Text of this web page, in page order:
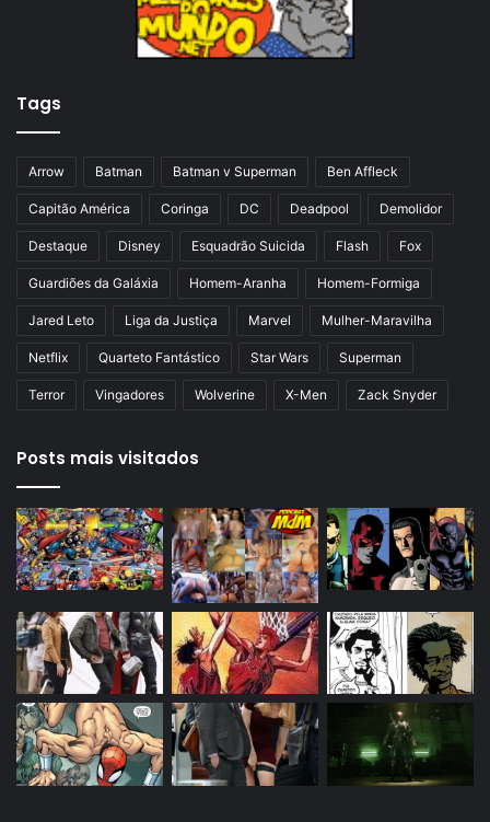
a
n
a
p
n
Tags
Arrow Batman Batman v Superman Ben Affleck
Capitão América Coringa DC Deadpool Demolidor
Destaque Disney Esquadrão Suicida Flash Fox
Guardiões da Galáxia Homem-Aranha Homem-Formiga
Jared Leto Liga da Justiça Marvel Mulher-Maravilha
Netflix Quarteto Fantástico Star Wars Superman
Terror Vingadores Wolverine X-Men Zack Snyder
Posts mais visitados